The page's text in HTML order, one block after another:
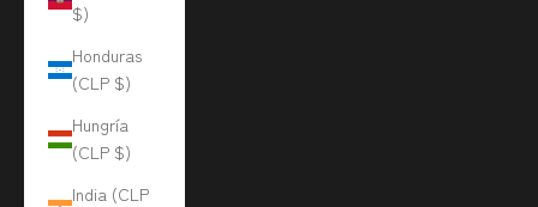
$)
Honduras
(CLP $)
Hungría
(CLP $)
India (CLP